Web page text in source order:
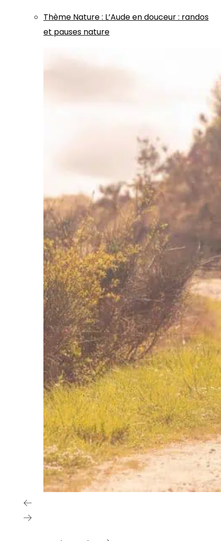
Thème Nature: L’Aude en douceur : randos
et pauses nature